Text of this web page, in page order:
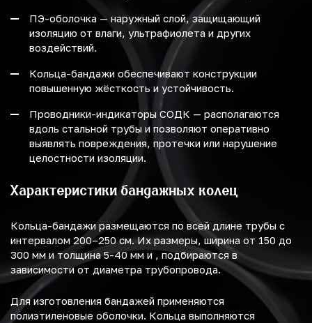
ПЭ-оболочка — наружный слой, защищающий
изоляцию от влаги, ультрафиолета и других
воздействий.
Кольца-бандажи обеспечивают конструкции
повышенную жёсткость и устойчивость.
Проводники-индикаторы СОДК — располагаются
вдоль стальной трубы и позволяют оперативно
выявлять повреждения, протечки или нарушение
целостности изоляции.
Характеристики бандажных колец
Кольца-бандажи размещаются по всей длине трубы с
интервалом 200–250 см. Их размеры, ширина от 150 до
300 мм и толщина 5-40 мм и , подбираются в
зависимости от диаметра трубопровода.
Для изготовления бандажей применяются
полиэтиленовые оболочки. Кольца выполняются